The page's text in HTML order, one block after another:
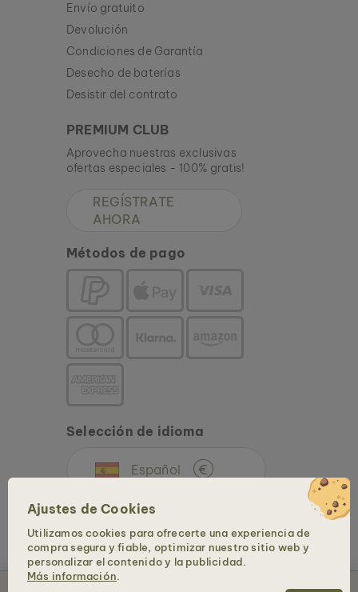
Ajustes de Cookies
Utilizamos cookies para ofrecerte una experiencia de
compra segura y fiable, optimizar nuestro sitio web y
personalizar el contenido y la publicidad.
Más información
Envío gratuito
Devolución
Condiciones de Garantía
Desecho de baterías
Desistir del contrato
PREMIUM CLUB
Aprovecha nuestras exclusivas
ofertas especiales - 100% gratis!
REGÍSTRATE
AHORA
Métodos de pago
Selección de idioma
Español €